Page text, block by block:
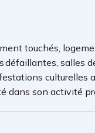
touchés,
salles
culturelles
dans son activité